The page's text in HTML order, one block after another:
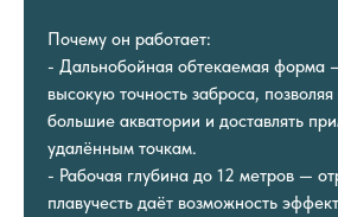
Почему он работает:
- Дальнобойная обтекаемая форма
высокую точность заброса, позволяя
большие акватории и доставлять
удалённым точкам.
- Рабочая глубина до 12 метров —
плавучесть даёт возможность